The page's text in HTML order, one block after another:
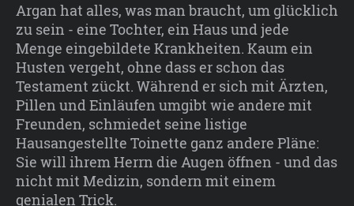
Argan hat alles, was man braucht, um glücklich
zu sein - eine Tochter, ein Haus und jede
Menge eingebildete Krankheiten. Kaum ein
Husten vergeht, ohne dass er schon das
Testament zückt. Während er sich mit Ärzten,
Pillen und Einläufen umgibt wie andere mit
Freunden, schmiedet seine listige
Hausangestellte Toinette ganz andere Pläne:
Sie will ihrem Herrn die Augen öffnen - und das
nicht mit Medizin, sondern mit einem
genialen Trick.